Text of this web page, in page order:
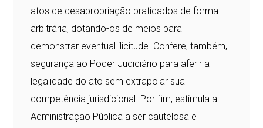
atos de desapropriação praticados de forma
arbitrária, dotando-os de meios para
demonstrar eventual ilicitude. Confere, também,
segurança ao Poder Judiciário para aferir a
legalidade do ato sem extrapolar sua
competência jurisdicional. Por fim, estimula a
Administração Pública a ser cautelosa e